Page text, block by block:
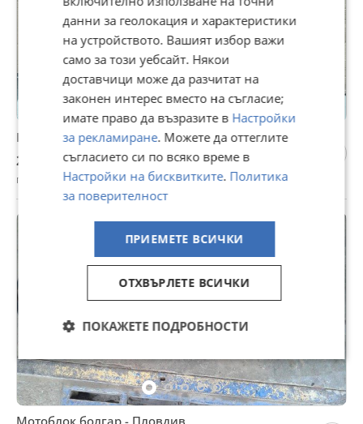
Капак за фреза
28,12 €
гр. Горна Оряховица, Велико Търново, 03 август
Мотоблок болгар - Пловдив
данни за геолокация и характеристики
на устройството. Вашият избор важи
само за този уебсайт. Някои
доставчици може да разчитат на
законен интерес вместо на съгласие;
имате право да възразите в Настройки
за рекламиране. Можете да оттеглите
съгласието си по всяко време в
Настройки на бисквитките. Политика
за поверителност
ПРИЕМЕТЕ ВСИЧКИ
ОТХВЪРЛЕТЕ ВСИЧКИ
ПОКАЖЕТЕ ПОДРОБНОСТИ